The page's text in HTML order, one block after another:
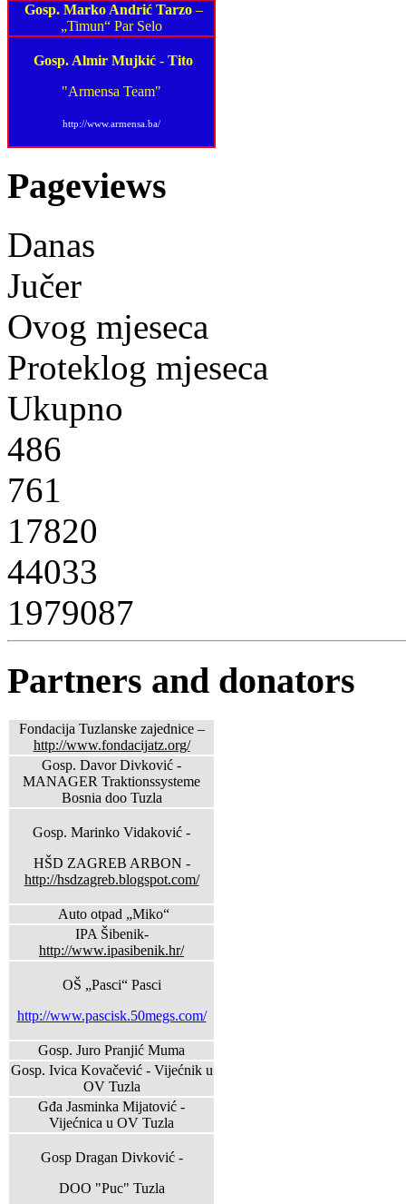
Gosp. Marko Andrić Tarzo–
„Timun“ Par Selo
Gosp. Almir Mujkić - Tito
"Armensa Team"
http://www.armensa.ba/
Pageviews
Danas
Jučer
Ovog mjeseca
Proteklog mjeseca
Ukupno
486
761
17820
44033
1979087
Partners and donators
Fondacija Tuzlanske zajednice –
http://www.fondacijatz.org/
Gosp. Davor Divković -
MANAGER Traktionssysteme
Bosnia doo Tuzla
Gosp. Marinko Vidaković -
HŠD ZAGREB ARBON -
http://hsdzagreb.blogspot.com/
Auto otpad „Miko“
IPA Šibenik-
http://www.ipasibenik.hr/
OŠ „Pasci“ Pasci
http://www.pascisk.50megs.com/
Gosp. Juro Pranjić Muma
Gosp. Ivica Kovačević - Vijećnik u
OV Tuzla
Gđa Jasminka Mijatović -
Vijećnica u OV Tuzla
Gosp Dragan Divković -
DOO "Puc" Tuzla